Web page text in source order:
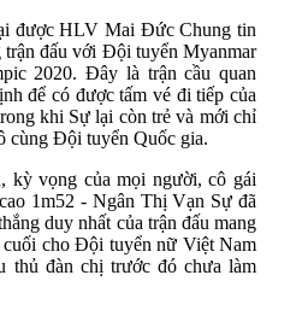
được HLV Mai Đức Chung tin
trận đấu với Đội tuyển Myanmar
2020. Đây là trận cầu quan
để có được tấm vé đi tiếp của
khi Sự lại còn trẻ và mới chỉ
cùng Đội tuyển Quốc gia.
kỳ vọng của mọi người, cô gái
1m52 - Ngân Thị Vạn Sự đã
duy nhất của trận đấu mang
cho Đội tuyển nữ Việt Nam
thủ đàn chị trước đó chưa làm